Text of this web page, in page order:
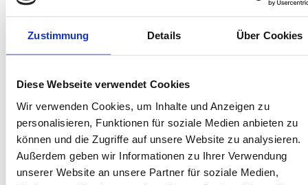
Zustimmung Details Über Cookies
Diese Webseite verwendet Cookies
Wir verwenden Cookies, um Inhalte und Anzeigen zu
personalisieren, Funktionen für soziale Medien anbieten zu
können und die Zugriffe auf unsere Website zu analysieren.
Außerdem geben wir Informationen zu Ihrer Verwendung
unserer Website an unsere Partner für soziale Medien,
Kartenzahlung möglich
Friesenstr. 10, 26571 Juist
Objekt-Nr.: 3050011
Diese Unterkunft teilen: